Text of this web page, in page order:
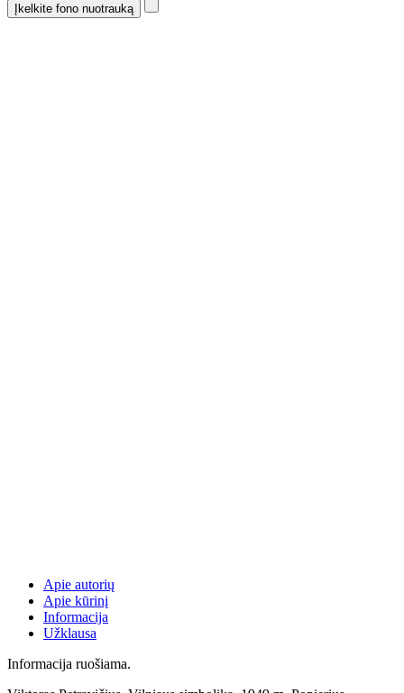
Įkelkite fono nuotrauką
Apie autorių
Apie kūrinį
Informacija
Užklausa
Informacija ruošiama.